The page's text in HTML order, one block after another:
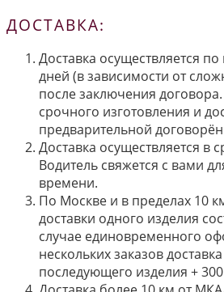
ДОСТАВКА:
Доставка осуществляется
дней (в зависимости от
после заключения
срочного изготовления и
предварительной
Доставка осуществляется в
Водитель свяжется с вами
времени.
По Москве и в пределах 10
доставки одного изделия
случае единовременного
нескольких заказов
последующего изделия +